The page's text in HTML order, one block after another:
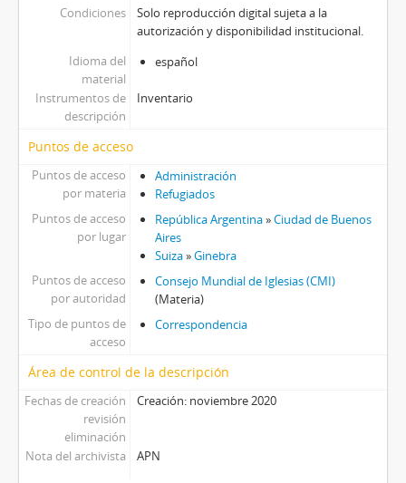
Condiciones
Solo reproducción digital sujeta a la
autorización y disponibilidad institucional.
Idioma del
material
español
Instrumentos de
descripción
Inventario
Puntos de acceso
Puntos de acceso
por materia
Administración
Refugiados
Puntos de acceso
por lugar
República Argentina»Ciudad de Buenos
Aires
Suiza»Ginebra
Puntos de acceso
por autoridad
Consejo Mundial de Iglesias (CMI)
(Materia)
Tipo de puntos de
acceso
Correspondencia
Área de control de la descripción
Fechas de creación
revisión
eliminación
Creación: noviembre 2020
Nota del archivista APN